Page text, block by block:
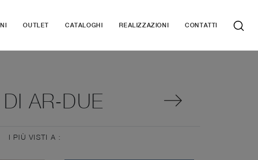
OUTLET CATALOGHI REALIZZAZIONI CONTATTI
AR-DUE
I PIÙ VISTI A :